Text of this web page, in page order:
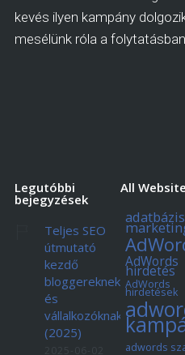
kevés ilyen kampány
mesélünk róla a folytatásban.
Legutóbbi
bejegyzések
Teljes SEO
útmutató
kezdő
bloggereknek
és
vállalkozóknak
(2025)
All
adatbázis
AdWords
hirdetés
AdWords
hirdetések
adwords